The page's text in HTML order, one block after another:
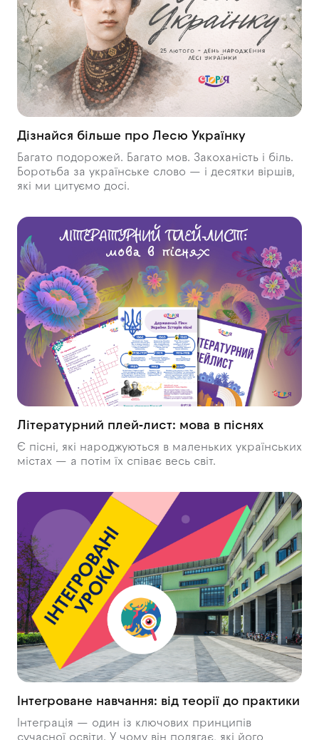
Дізнайся більше про Лесю Українку
Багато подорожей. Багато мов. Закоханість і біль.
Боротьба за українське слово — і десятки віршів,
які ми цитуємо досі.
Літературний плей‑лист: мова в піснях
Є пісні, які народжуються в маленьких українських
містах — а потім їх співає весь світ.
Інтегроване навчання: від теорії до практики
Інтеграція — один із ключових принципів